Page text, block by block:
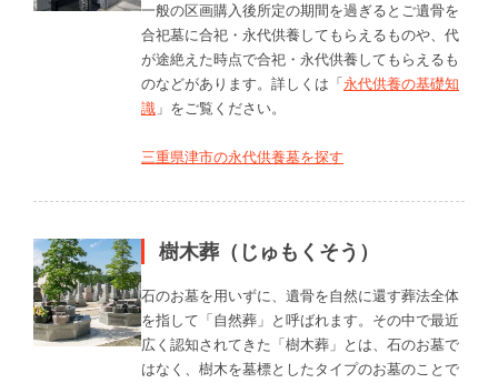
一般の区画購入後所定の期間を過ぎるとご遺骨を
合祀墓に合祀・永代供養してもらえるものや、代
が途絶えた時点で合祀・永代供養してもらえるも
のなどがあります。詳しくは「永代供養の基礎知
識 」をご覧ください。
三重県津市の永代供養墓を探す
樹木葬（じゅもくそう）
石のお墓を用いずに、遺骨を自然に還す葬法全体
を指して「自然葬」と呼ばれます。その中で最近
広く認知されてきた「樹木葬」とは、石のお墓で
はなく、樹木を墓標としたタイプのお墓のことで